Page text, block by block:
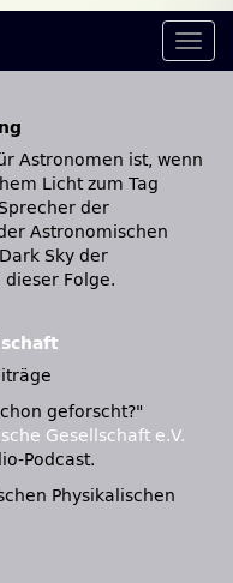
Astronomen ist, wenn
Licht zum Tag
der
Astronomischen
Sky der
Folge.
geforscht?
Gesellschaft e.V.
Podcast.
Physikalischen